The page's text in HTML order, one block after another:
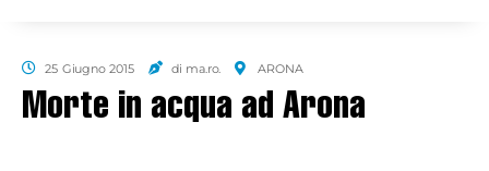
25 Giugno 2015 di ma.ro. ARONA
Morte in acqua ad Arona